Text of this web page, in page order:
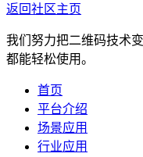
返回社区主页
我们努力把二维码技术
都能轻松使用。
首页
平台介绍
场景应用
行业应用